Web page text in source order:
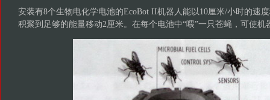
安装有8个生物电化学电池的EcoBot II机器人能以10厘米/小时的速
积聚到足够的能量移动2厘米。在每个电池中“喂”一只苍蝇，可使机